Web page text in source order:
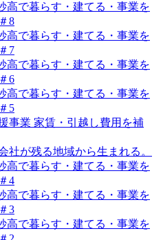
高で暮らす・建てる・事業を
8
高で暮らす・建てる・事業を
7
高で暮らす・建てる・事業を
6
高で暮らす・建てる・事業を
5
事業 家賃・引越し費用を補
社が残る地域から生まれる。
高で暮らす・建てる・事業を
4
高で暮らす・建てる・事業を
3
高で暮らす・建てる・事業を